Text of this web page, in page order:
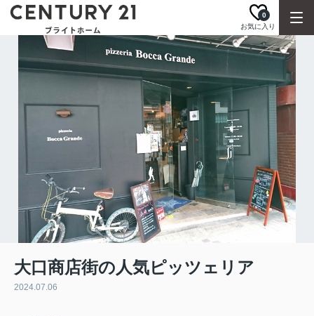
お気に入り
0
大口商店街の人気ピッツェリア
2024.07.06